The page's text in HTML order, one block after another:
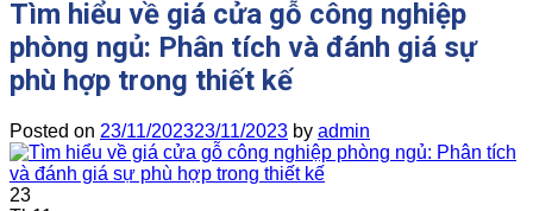
Tìm hiểu về giá cửa gỗ công nghiệp
phòng ngủ: Phân tích và đánh giá sự
phù hợp trong thiết kế
Posted on 23/11/202323/11/2023 by admin
23